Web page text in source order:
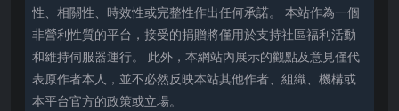
性、相關性、時效性或完整性作出任何承諾。 本站作為一個
非營利性質的平台，接受的捐贈將僅用於支持社區福利活動
和維持伺服器運行。 此外，本網站內展示的觀點及意見僅代
表原作者本人，並不必然反映本站其他作者、組織、機構或
本平台官方的政策或立場。